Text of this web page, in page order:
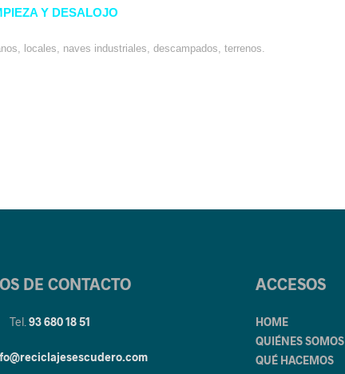
Y DESALOJO
locales, naves industriales, descampados, terrenos.
DE CONTACTO
Tel.93 680 18 51
ACCESOS
HOME
QUIÉNES SOMOS
QUÉ HACEMOS